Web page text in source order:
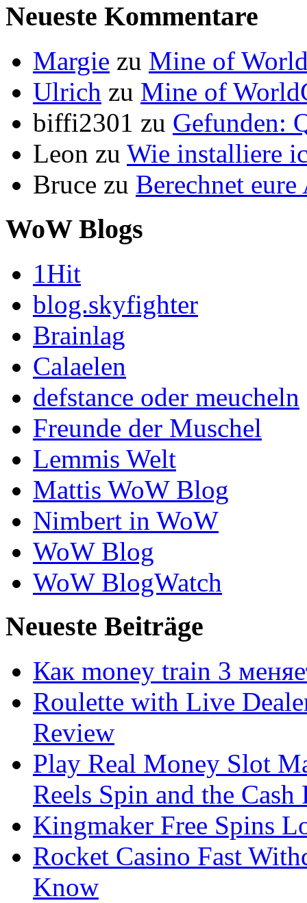
Neueste Kommentare
Margie zu Mine of
Ulrich zu Mine of
biffi2301 zu Gefunden:
Leon zu Wie installiere
Bruce zu Berechnet
WoW Blogs
1Hit
blog.skyfighter
Brainlag
Calaelen
defstance oder meucheln
Freunde der Muschel
Lemmis Welt
Mattis WoW Blog
Nimbert in WoW
WoW Blog
WoW BlogWatch
Neueste Beiträge
Как money train 3
Roulette with Live
Review
Play Real Money Slot
Reels Spin and the Cash
Kingmaker Free Spins
Rocket Casino Fast
Know